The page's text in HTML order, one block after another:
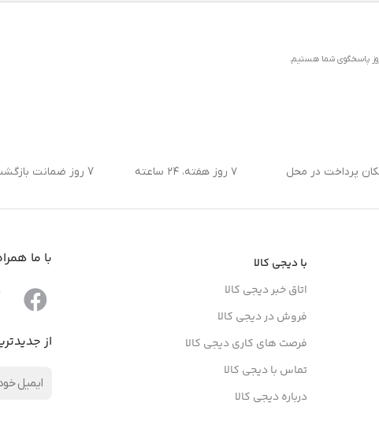
پرداخت در محل ۷ روز هفته، ۲۴ ساعته 7 روز ضمانت بازگشت کالا
با دیجی کالا
اتاق خبر دیجی کالا
فروش در دیجی کالا
فرصت های کاری دیجی کالا
تماس با دیجی کالا
درباره دیجی کالا
با ما
از